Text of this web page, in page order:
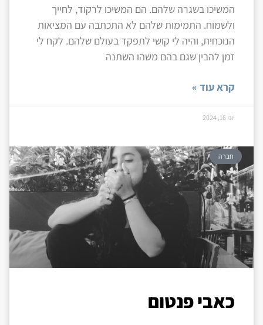
המשיכו בשגרה שלהם. הם המשיכו לרקוד, לחייך
ולשמוח. התמימות שלהם לא התכתבה עם המציאות
הנוכחית, והיה לי קושי לתפקד בעולם שלהם. לקח לי
זמן להבין שגם בהם משהו השתנה
קרא עוד »
יוני 16, 2024
חברה
כאבי פנטום